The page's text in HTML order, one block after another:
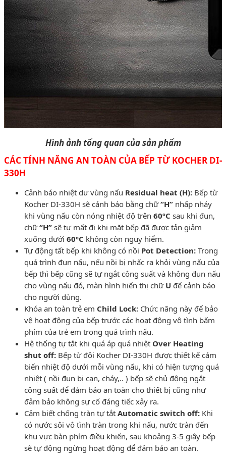
Hình ảnh tổng quan của sản phẩm
CÁC TÍNH NĂNG AN TOÀN CỦA BẾP TỪ KOCHER DI-
330H
Cảnh báo nhiệt dư vùng nấu Residual heat (H): Bếp từ
Kocher DI-330H sẽ cảnh báo bằng chữ“H” nhấp nháy
khi vùng nấu còn nóng nhiệt độ trên 60ºC sau khi đun,
chữ“H” sẽ tự mất đi khi mặt bếp đã được tản giảm
xuống dưới 60ºC không còn nguy hiểm.
Tự động tất bếp khi không có nồi Pot Detection: Trong
quá trình đun nấu, nếu nồi bị nhấc ra khỏi vùng nấu của
bếp thì bếp cũng sẽ tự ngắt công suất và không đun nấu
cho vùng nấu đó, màn hình hiển thị chữ U để cảnh báo
cho người dùng.
Khóa an toàn trẻ em Child Lock: Chức năng này để bảo
vệ hoạt động của bếp trước các hoạt động vô tình bấm
phím của trẻ em trong quá trình nấu.
Hệ thống tự tắt khi quá áp quá nhiệt Over Heating
shut off: Bếp từ đôi Kocher DI-330H được thiết kế cảm
biến nhiệt độ dưới mỗi vùng nấu, khi có hiện tượng quá
nhiệt ( nồi đun bị cạn, cháy,.. ) bếp sẽ chủ động ngắt
công suất để đảm bảo an toàn cho thiết bị cũng như
đảm bảo không sự cố đáng tiếc xảy ra.
Cảm biết chống tràn tự tắt Automatic switch off: Khi
có nước sôi vô tình tràn trong khi nấu, nước tràn đến
khu vực bàn phím điều khiển, sau khoảng 3-5 giây bếp
sẽ tự động ngừng hoạt động để đảm bảo an toàn.